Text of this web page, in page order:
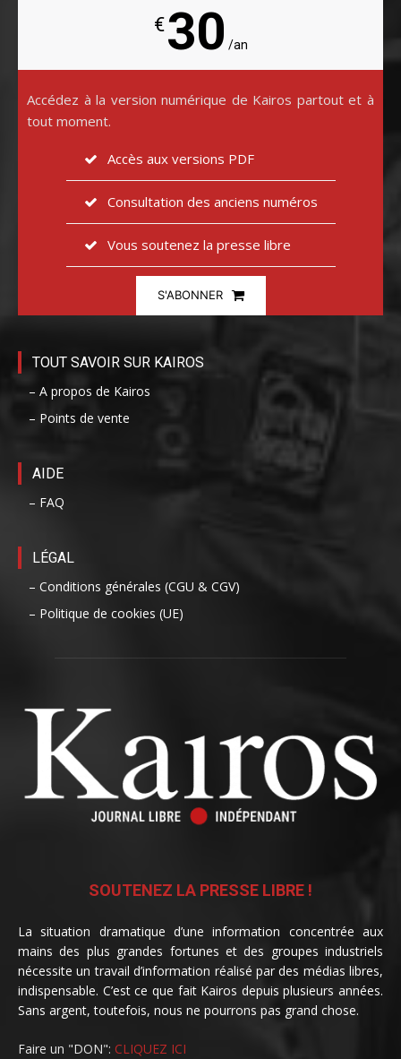
€30 /an
Accédez à la version numérique de Kairos partout et à
tout moment.
Accès aux versions PDF
Consultation des anciens numéros
Vous soutenez la presse libre
S'ABONNER
TOUT SAVOIR SUR KAIROS
– A propos de Kairos
– Points de vente
AIDE
– FAQ
LÉGAL
– Conditions générales (CGU & CGV)
– Politique de cookies (UE)
SOUTENEZ LA PRESSE LIBRE !
La situation dramatique d’une information concentrée aux
mains des plus grandes fortunes et des groupes industriels
nécessite un travail d’information réalisé par des médias libres,
indispensable. C’est ce que fait Kairos depuis plusieurs années.
Sans argent, toutefois, nous ne pourrons pas grand chose.
Faire un "DON": CLIQUEZ ICI